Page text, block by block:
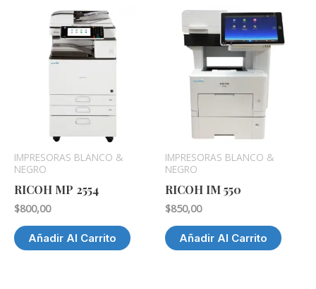
IMPRESORAS BLANCO &
NEGRO
RICOH MP 2554
$800,00
Añadir Al Carrito
IMPRESORAS BLANCO &
NEGRO
RICOH IM 550
$850,00
Añadir Al Carrito